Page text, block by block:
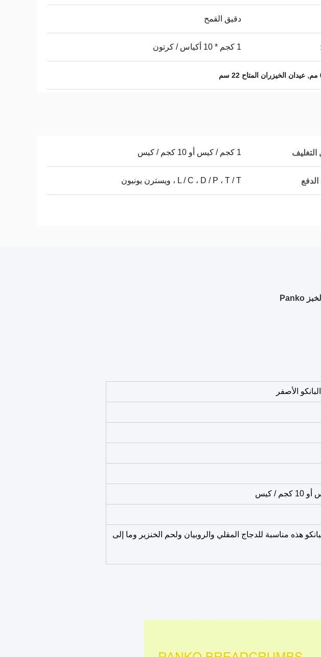
دقيق القمح
1 كجم * 10 أكياس / كرتون
, عيدان الخيزران المتاح 22 سم
التغليف 1 كجم / كيس أو 10 كجم / كيس
L / C ، D / P ، T / T ، ويسترن يونيون
الأصفر
هذه مناسبة للدجاج المقلي والروبيان ولحم الخنزير وما إلى